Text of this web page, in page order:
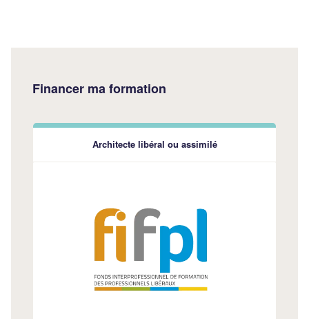
Financer ma formation
Architecte libéral ou assimilé